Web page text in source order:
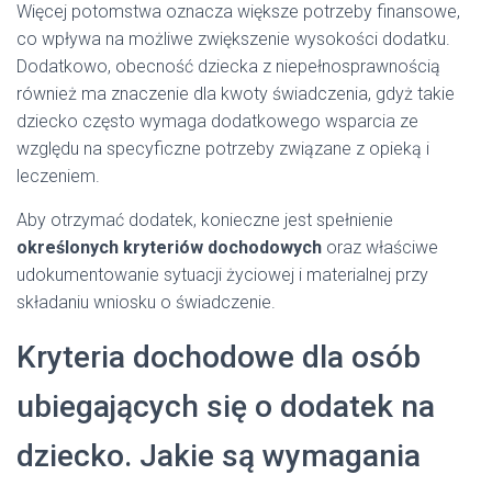
Więcej potomstwa oznacza większe potrzeby finansowe,
co wpływa na możliwe zwiększenie wysokości dodatku.
Dodatkowo, obecność dziecka z niepełnosprawnością
również ma znaczenie dla kwoty świadczenia, gdyż takie
dziecko często wymaga dodatkowego wsparcia ze
względu na specyficzne potrzeby związane z opieką i
leczeniem.
Aby otrzymać dodatek, konieczne jest spełnienie
określonych kryteriów dochodowych oraz właściwe
udokumentowanie sytuacji życiowej i materialnej przy
składaniu wniosku o świadczenie.
Kryteria dochodowe dla osób
ubiegających się o dodatek na
dziecko. Jakie są wymagania